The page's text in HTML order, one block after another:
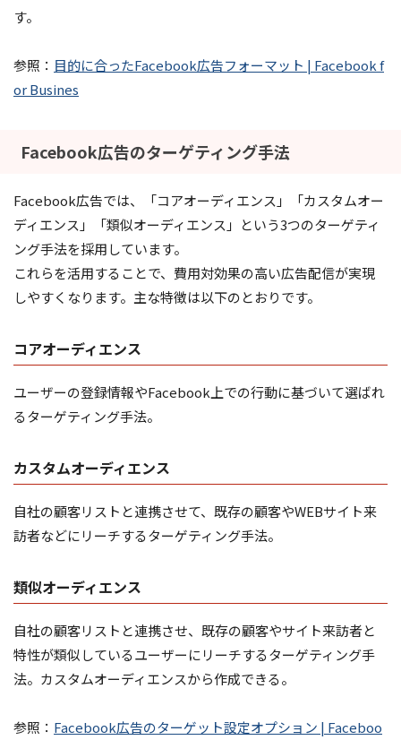
す。
参照： 目的に合ったFacebook広告フォーマット | Facebook f
or Busines
Facebook広告のターゲティング手法
Facebook広告では、「コアオーディエンス」「カスタムオー
ディエンス」「類似オーディエンス」という3つのターゲティ
ング手法を採用しています。
これらを活用することで、費用対効果の高い広告配信が実現
しやすくなります。主な特徴は以下のとおりです。
コアオーディエンス
ユーザーの登録情報やFacebook上での行動に基づいて選ばれ
るターゲティング手法。
カスタムオーディエンス
自社の顧客リストと連携させて、既存の顧客やWEBサイト来
訪者などにリーチするターゲティング手法。
類似オーディエンス
自社の顧客リストと連携させ、既存の顧客やサイト来訪者と
特性が類似しているユーザーにリーチするターゲティング手
法。カスタムオーディエンスから作成できる。
参照： Facebook広告のターゲット設定オプション | Faceboo